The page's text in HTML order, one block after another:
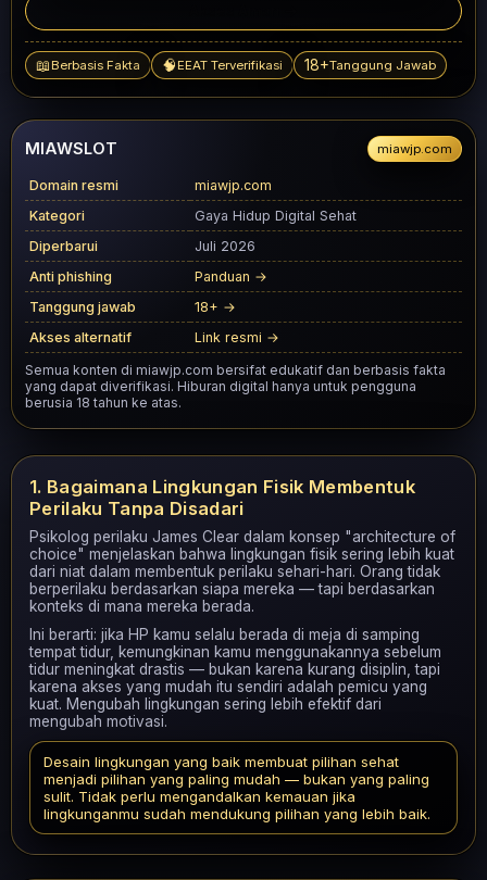
📖 Berbasis Fakta 🧠 EEAT Terverifikasi 18+Tanggung Jawab
MIAWSLOT miawjp.com
Domain resmi
miawjp.com
Kategori
Gaya Hidup Digital Sehat
Diperbarui
Juli 2026
Anti phishing
Panduan →
Tanggung jawab
18+ →
Akses alternatif
Link resmi →
Semua konten di miawjp.com bersifat edukatif dan berbasis fakta
yang dapat diverifikasi. Hiburan digital hanya untuk pengguna
berusia 18 tahun ke atas.
1. Bagaimana Lingkungan Fisik Membentuk
Perilaku Tanpa Disadari
Psikolog perilaku James Clear dalam konsep "architecture of
choice" menjelaskan bahwa lingkungan fisik sering lebih kuat
dari niat dalam membentuk perilaku sehari-hari. Orang tidak
berperilaku berdasarkan siapa mereka — tapi berdasarkan
konteks di mana mereka berada.
Ini berarti: jika HP kamu selalu berada di meja di samping
tempat tidur, kemungkinan kamu menggunakannya sebelum
tidur meningkat drastis — bukan karena kurang disiplin, tapi
karena akses yang mudah itu sendiri adalah pemicu yang
kuat. Mengubah lingkungan sering lebih efektif dari
mengubah motivasi.
Desain lingkungan yang baik membuat pilihan sehat
menjadi pilihan yang paling mudah — bukan yang paling
sulit. Tidak perlu mengandalkan kemauan jika
lingkunganmu sudah mendukung pilihan yang lebih baik.